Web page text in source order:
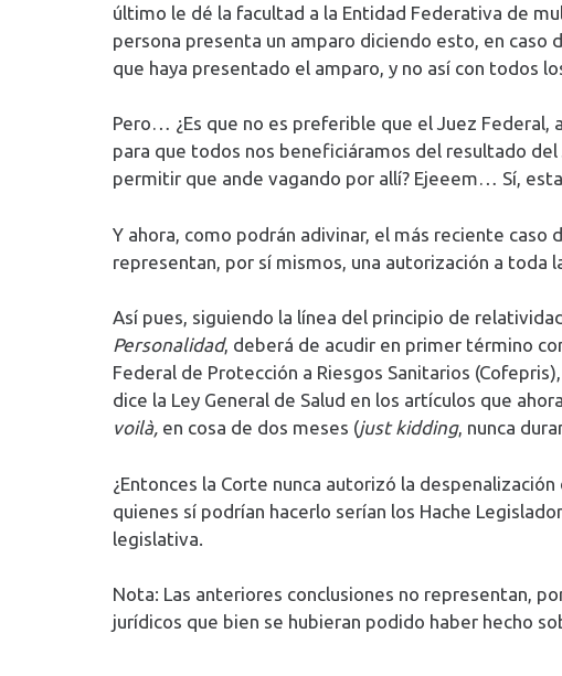
último le dé la facultad a la Entidad Federativa de
persona presenta un amparo diciendo esto, en
que haya presentado el amparo, y no así con todos
Pero… ¿Es que no es preferible que el Juez
para que todos nos beneficiáramos del resultado
permitir que ande vagando por allí? Ejeeem… Sí,
Y ahora, como podrán adivinar, el más reciente
representan, por sí mismos, una autorización a toda
Así pues, siguiendo la línea del principio de
Personalidad, deberá de acudir en primer término
Federal de Protección a Riesgos Sanitarios
dice la Ley General de Salud en los artículos que
voilà, en cosa de dos meses (just kidding, nunca
¿Entonces la Corte nunca autorizó la
quienes sí podrían hacerlo serían los Hache
legislativa.
Nota: Las anteriores conclusiones no representan,
jurídicos que bien se hubieran podido haber hecho